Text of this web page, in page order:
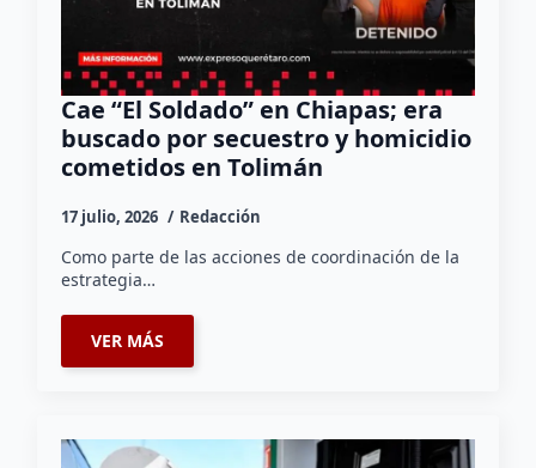
Cae “El Soldado” en Chiapas; era
buscado por secuestro y homicidio
cometidos en Tolimán
17 julio, 2026 Redacción
Como parte de las acciones de coordinación de la
estrategia…
VER MÁS